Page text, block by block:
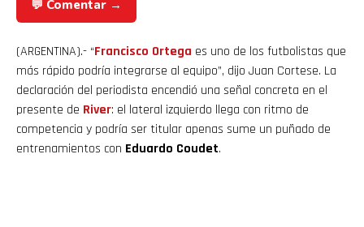
💬 Comentar →
(ARGENTINA).- “Francisco Ortega es uno de los futbolistas que
más rápido podría integrarse al equipo”, dijo Juan Cortese. La
declaración del periodista encendió una señal concreta en el
presente de River: el lateral izquierdo llega con ritmo de
competencia y podría ser titular apenas sume un puñado de
entrenamientos con Eduardo Coudet.